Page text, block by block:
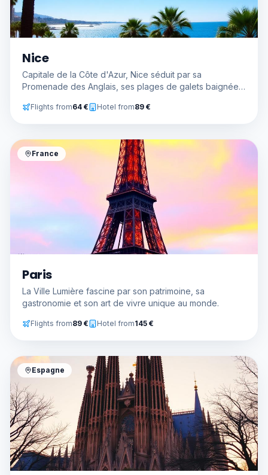
Nice
Capitale de la Côte d'Azur, Nice séduit par sa
Promenade des Anglais, ses plages de galets baignées
Flights from64 € Hotel from89 €
France
Paris
La Ville Lumière fascine par son patrimoine, sa
gastronomie et son art de vivre unique au monde.
Flights from89 € Hotel from145 €
Espagne